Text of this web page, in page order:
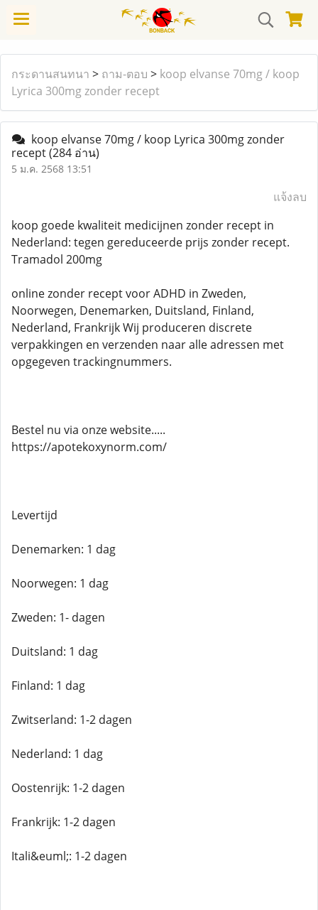
กระดานสนทนา > ถาม-ตอบ > koop elvanse 70mg / koop
Lyrica 300mg zonder recept
koop elvanse 70mg / koop Lyrica 300mg zonder
recept(284 อ่าน)
5 ม.ค. 2568 13:51
แจ้งลบ
koop goede kwaliteit medicijnen zonder recept in
Nederland: tegen gereduceerde prijs zonder recept.
Tramadol 200mg
online zonder recept voor ADHD in Zweden,
Noorwegen, Denemarken, Duitsland, Finland,
Nederland, Frankrijk Wij produceren discrete
verpakkingen en verzenden naar alle adressen met
opgegeven trackingnummers.
Bestel nu via onze website.....
https://apotekoxynorm.com/
Levertijd
Denemarken: 1 dag
Noorwegen: 1 dag
Zweden: 1- dagen
Duitsland: 1 dag
Finland: 1 dag
Zwitserland: 1-2 dagen
Nederland: 1 dag
Oostenrijk: 1-2 dagen
Frankrijk: 1-2 dagen
Itali&euml;: 1-2 dagen